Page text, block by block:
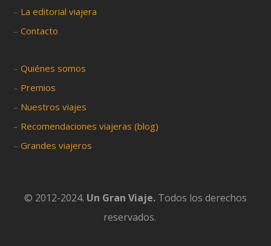
– La editorial viajera
–Contacto
–Quiénes somos
– Premios
– Nuestros viajes
– Recomendaciones viajeras (blog)
–Grandes viajeros
© 2012-2024. Un Gran Viaje. Todos los derechos
reservados.